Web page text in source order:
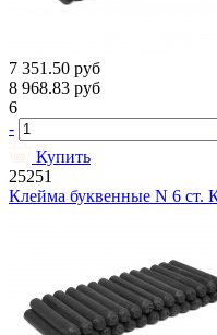
7 351.50 руб
8 968.83 руб
6
-
Купить
25251
Клейма буквенные N 6 ст.